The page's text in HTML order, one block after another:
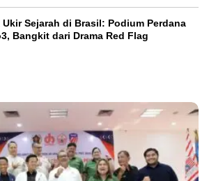
Ukir Sejarah di Brasil: Podium Perdana
Bangkit dari Drama Red Flag